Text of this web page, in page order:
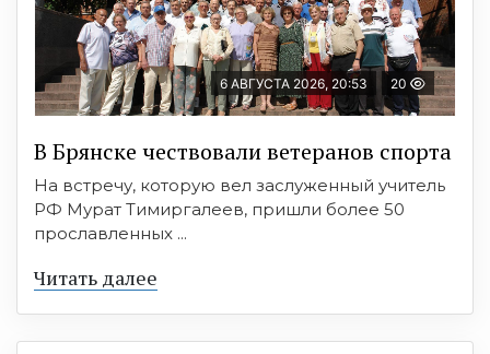
6 АВГУСТА 2026, 20:53 20
В Брянске чествовали ветеранов спорта
На встречу, которую вел заслуженный учитель
РФ Мурат Тимиргалеев, пришли более 50
прославленных ...
Читать далее